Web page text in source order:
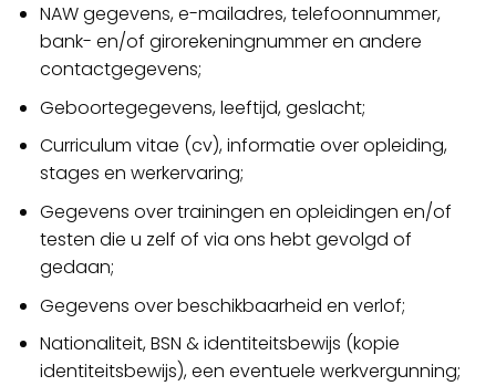
NAW gegevens, e-mailadres, telefoonnummer,
bank- en/of girorekeningnummer en andere
contactgegevens;
Geboortegegevens, leeftijd, geslacht;
Curriculum vitae (cv), informatie over opleiding,
stages en werkervaring;
Gegevens over trainingen en opleidingen en/of
testen die u zelf of via ons hebt gevolgd of
gedaan;
Gegevens over beschikbaarheid en verlof;
Nationaliteit, BSN & identiteitsbewijs (kopie
identiteitsbewijs), een eventuele werkvergunning;